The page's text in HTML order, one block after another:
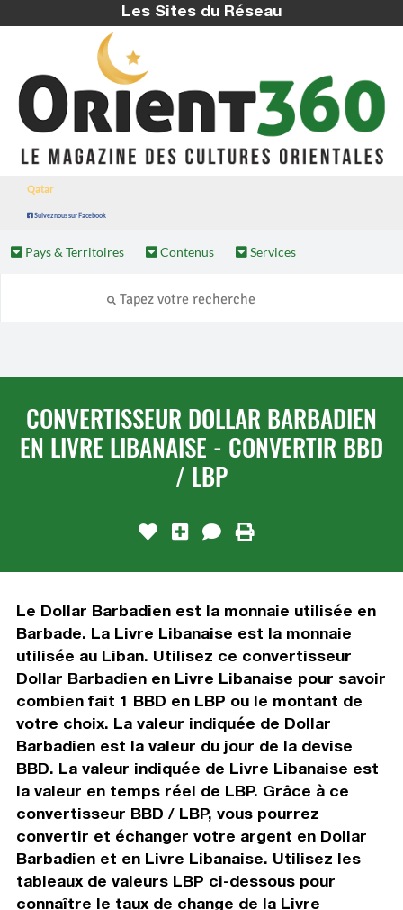
Les Sites du Réseau
Qatar
Suivez nous sur Facebook
Pays & Territoires Contenus Services
CONVERTISSEUR DOLLAR BARBADIEN
EN LIVRE LIBANAISE - CONVERTIR BBD
/ LBP
Le Dollar Barbadien est la monnaie utilisée en
Barbade. La Livre Libanaise est la monnaie
utilisée au Liban. Utilisez ce convertisseur
Dollar Barbadien en Livre Libanaise pour savoir
combien fait 1 BBD en LBP ou le montant de
votre choix. La valeur indiquée de Dollar
Barbadien est la valeur du jour de la devise
BBD. La valeur indiquée de Livre Libanaise est
la valeur en temps réel de LBP. Grâce à ce
convertisseur BBD / LBP, vous pourrez
convertir et échanger votre argent en Dollar
Barbadien et en Livre Libanaise. Utilisez les
tableaux de valeurs LBP ci-dessous pour
connaître le taux de change de la Livre